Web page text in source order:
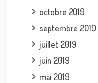
octobre 2019
septembre 2019
juillet 2019
juin 2019
mai 2019